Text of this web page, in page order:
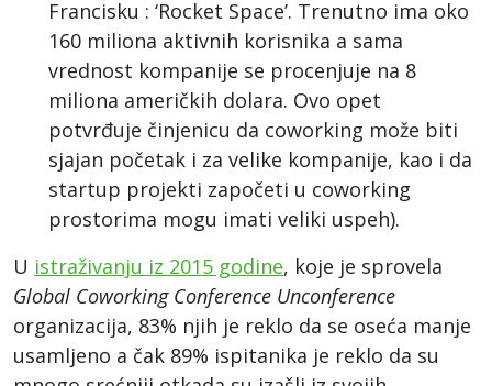
Francisku : ‘Rocket Space’. Trenutno ima oko
160 miliona aktivnih korisnika a sama
vrednost kompanije se procenjuje na 8
miliona američkih dolara. Ovo opet
potvrđuje činjenicu da coworking može biti
sjajan početak i za velike kompanije, kao i da
startup projekti započeti u coworking
prostorima mogu imati veliki uspeh).
U istraživanju iz 2015 godine, koje je sprovela
Global Coworking Conference Unconference
organizacija, 83% njih je reklo da se oseća manje
usamljeno a čak 89% ispitanika je reklo da su